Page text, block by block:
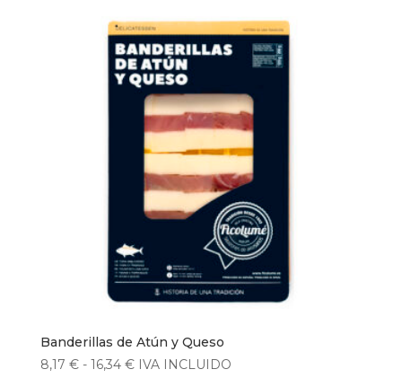
Banderillas de Atún y Queso
8,17 € - 16,34 €Rango
IVA INCLUIDO